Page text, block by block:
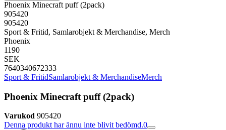
Phoenix Minecraft puff (2pack)
905420
905420
Sport & Fritid, Samlarobjekt & Merchandise, Merch
Phoenix
1190
SEK
7640340672333
Sport & FritidSamlarobjekt & MerchandiseMerch
Phoenix Minecraft puff (2pack)
Varukod 905420
Denna produkt har ännu inte blivit bedömd.0